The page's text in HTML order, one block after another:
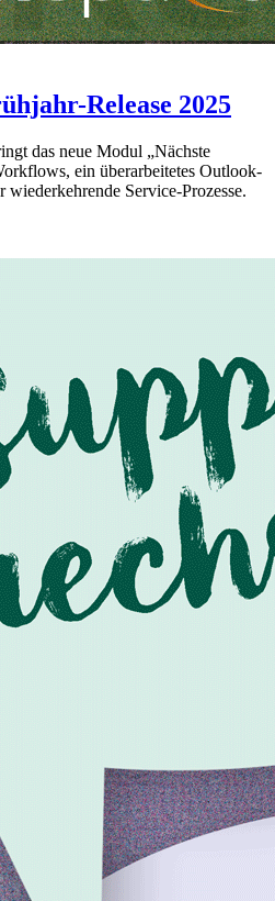
Release 2025
das neue Modul „Nächste
ein überarbeitetes Outlook-
Service-Prozesse.